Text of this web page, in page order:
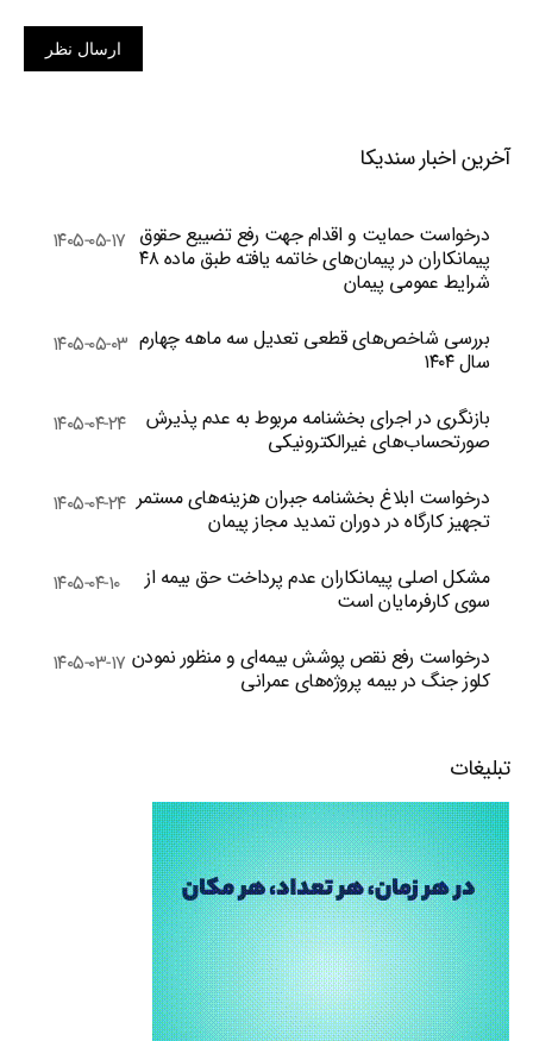
ارسال نظر
آخرین اخبار سندیکا
درخواست حمایت و اقدام جهت رفع تضییع حقوق
پیمانکاران در پیمان‌های خاتمه یافته طبق ماده ۴۸
شرایط عمومی پیمان
۱۴۰۵-۰۵-۱۷
بررسی شاخص‌های قطعی تعدیل سه ماهه چهارم
سال ۱۴۰۴
۱۴۰۵-۰۵-۰۳
بازنگری در اجرای بخشنامه مربوط به عدم پذیرش
صورتحساب‌های غیرالکترونیکی
۱۴۰۵-۰۴-۲۴
درخواست ابلاغ بخشنامه جبران هزینه‌های مستمر
تجهیز کارگاه در دوران تمدید مجاز پیمان
۱۴۰۵-۰۴-۲۴
مشکل اصلی پیمانکاران عدم پرداخت حق بیمه از
سوی کارفرمایان است
۱۴۰۵-۰۴-۱۰
درخواست رفع نقص پوشش بیمه‌ای و منظور نمودن
کلوز جنگ در بیمه پروژه‌های عمرانی
۱۴۰۵-۰۳-۱۷
تبلیغات